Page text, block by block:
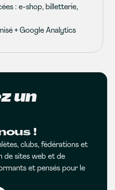
: e-shop, billetterie,
+ Google Analytics
un
!
clubs, fédérations et
de sites web et de
et pensés pour le